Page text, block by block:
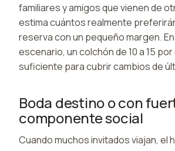
familiares y amigos que vienen de
estima cuántos realmente
reserva con un pequeño margen.
escenario, un colchón de 10 a 15
suficiente para cubrir cambios de
Boda destino o con
componente social
Cuando muchos invitados viajan, el